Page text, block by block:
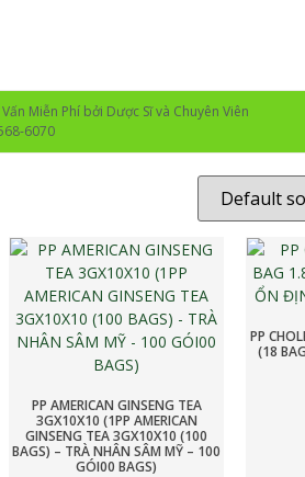
Miễn Phí bởi Dược Sĩ và Chuyên Viên
6070
PP AMERICAN GINSENG TEA
3GX10X10 (1PP AMERICAN
GINSENG TEA 3GX10X10 (100
BAGS) – TRÀ NHÂN SÂM MỸ – 100
GÓI00 BAGS)
PP
(18